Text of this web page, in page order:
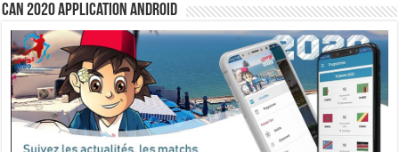
CAN 2020 Application Android